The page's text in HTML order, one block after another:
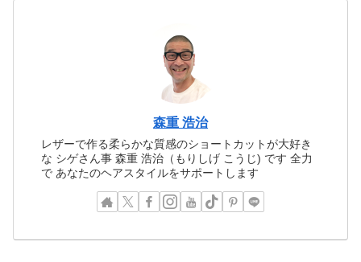
森重 浩治
レザーで作る柔らかな質感のショートカットが大好き
な シゲさん事 森重 浩治（もりしげ こうじ) です 全力
で あなたのヘアスタイルをサポートします